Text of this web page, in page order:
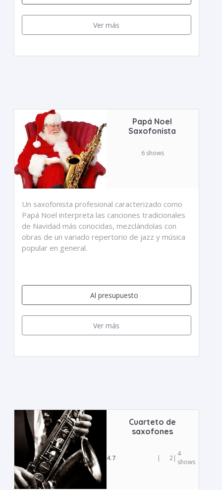
Ver más
Papá Noel
Saxofonista
6 shows
Un saxofonista profesional caracterizado como
Papá Noel interpreta las canciones tradicionales
de Navidad más conocidas, mezclándolas con
obras de un variado repertorio de jazz y música
popular en general.
Al presupuesto
Ver más
Cuarteto de
saxofones
4.7 | 2| 4
shows